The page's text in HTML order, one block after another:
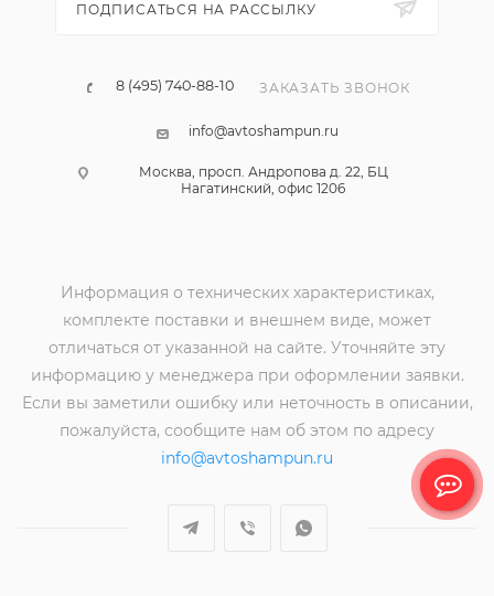
ПОДПИСАТЬСЯ НА РАССЫЛКУ
8 (495) 740-88-10 ЗАКАЗАТЬ ЗВОНОК
info@avtoshampun.ru
Москва, просп. Андропова д. 22, БЦ
Нагатинский, офис 1206
Информация о технических характеристиках,
комплекте поставки и внешнем виде, может
отличаться от указанной на сайте. Уточняйте эту
информацию у менеджера при оформлении заявки.
Если вы заметили ошибку или неточность в описании,
пожалуйста, сообщите нам об этом по адресу
info@avtoshampun.ru